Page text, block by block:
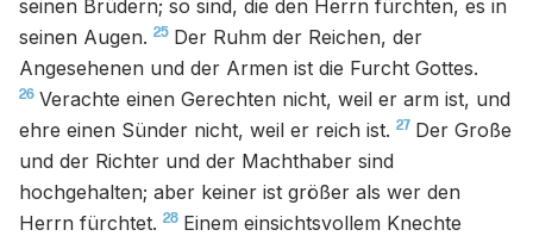
seinen Brüdern; so sind, die den Herrn fürchten, es in
seinen Augen. 25 Der Ruhm der Reichen, der
Angesehenen und der Armen ist die Furcht Gottes.
26 Verachte einen Gerechten nicht, weil er arm ist, und
ehre einen Sünder nicht, weil er reich ist. 27 Der Große
und der Richter und der Machthaber sind
hochgehalten; aber keiner ist größer als wer den
Herrn fürchtet. 28 Einem einsichtsvollem Knechte